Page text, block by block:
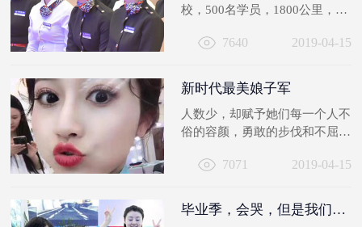
校，500名学员，1800公里，只
方“惠州”不...
7640 2019-04-15
新时代最美娘子军
人数少，却赋予她们每一个人不
俗的容颜，勇敢的步伐和不屈的
7071
2019-04-15
毕业季，会哭，但是我们笑着说再见!